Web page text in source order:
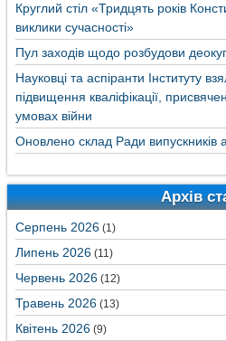
Круглий стіл «Тридцять років
виклики сучасності»
Пул заходів щодо розбудови
Науковці та аспіранти Інституту
підвищення кваліфікації,
умовах війни
Оновлено склад Ради випускників
Архів
Серпень 2026 (1)
Липень 2026 (11)
Червень 2026 (12)
Травень 2026 (13)
Квітень 2026 (9)